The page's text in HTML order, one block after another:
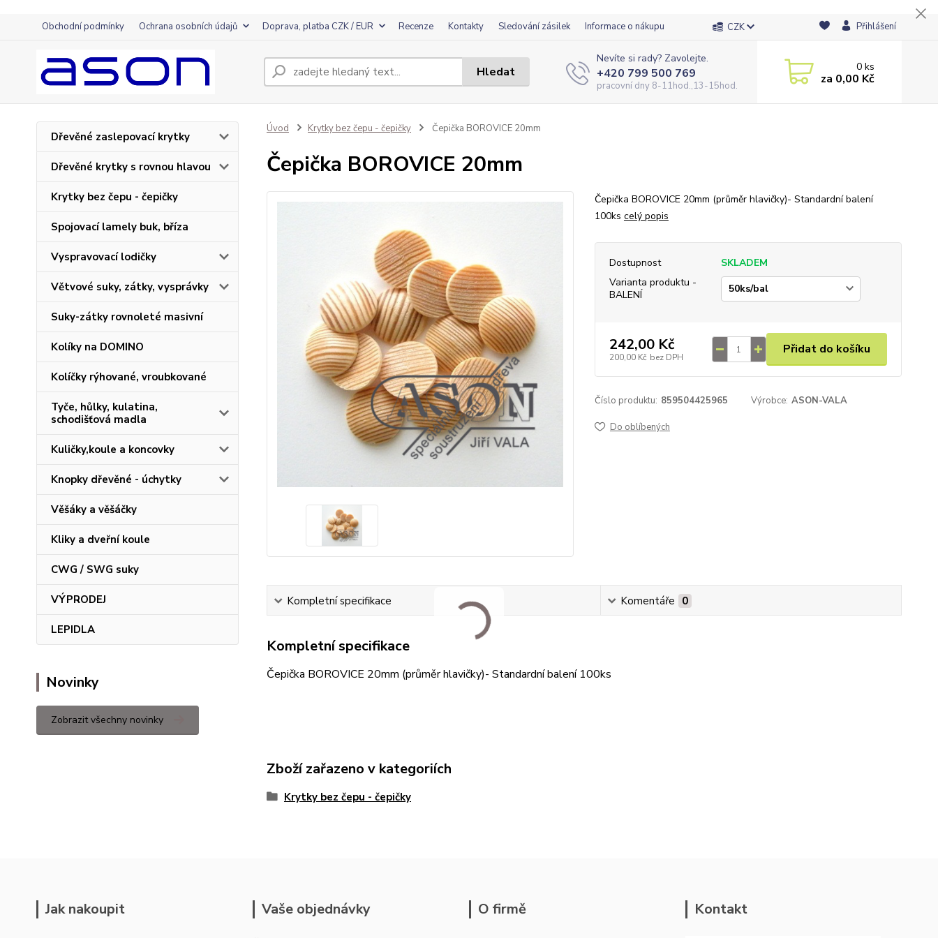
Obchodní podmínky Ochrana osobních údajů Doprava, platba CZK / EUR Recenze Kontakty Sledování zásilek Informace o nákupu CZK Přihlášení
Hledat
Nevíte si rady? Zavolejte.
+420 799 500 769
pracovní dny 8-11hod.,13-15hod.
0ks
za 0,00 Kč
Dřevěné zaslepovací krytky
Dřevěné krytky s rovnou hlavou
Krytky bez čepu - čepičky
Spojovací lamely buk, bříza
Vyspravovací lodičky
Větvové suky, zátky, vysprávky
Suky-zátky rovnoleté masivní
Kolíky na DOMINO
Kolíčky rýhované, vroubkované
Tyče, hůlky, kulatina,
schodišťová madla
Kuličky,koule a koncovky
Knopky dřevěné - úchytky
Věšáky a věšáčky
Kliky a dveřní koule
CWG / SWG suky
VÝPRODEJ
LEPIDLA
Novinky
Zobrazit všechny novinky
Úvod Krytky bez čepu - čepičky Čepička BOROVICE 20mm
Čepička BOROVICE 20mm
Čepička BOROVICE 20mm (průměr hlavičky)- Standardní balení
100ks celý popis
Dostupnost
SKLADEM
Varianta produktu -
BALENÍ
242,00 Kč
200,00 Kč bez DPH
Přidat do košíku
Číslo produktu: 859504425965 Výrobce: ASON-VALA
Do oblíbených
Kompletní specifikace Komentáře 0
Kompletní specifikace
Čepička BOROVICE 20mm (průměr hlavičky)- Standardní balení 100ks
Zboží zařazeno v kategoriích
Krytky bez čepu - čepičky
Jak nakoupit Vaše objednávky O firmě Kontakt